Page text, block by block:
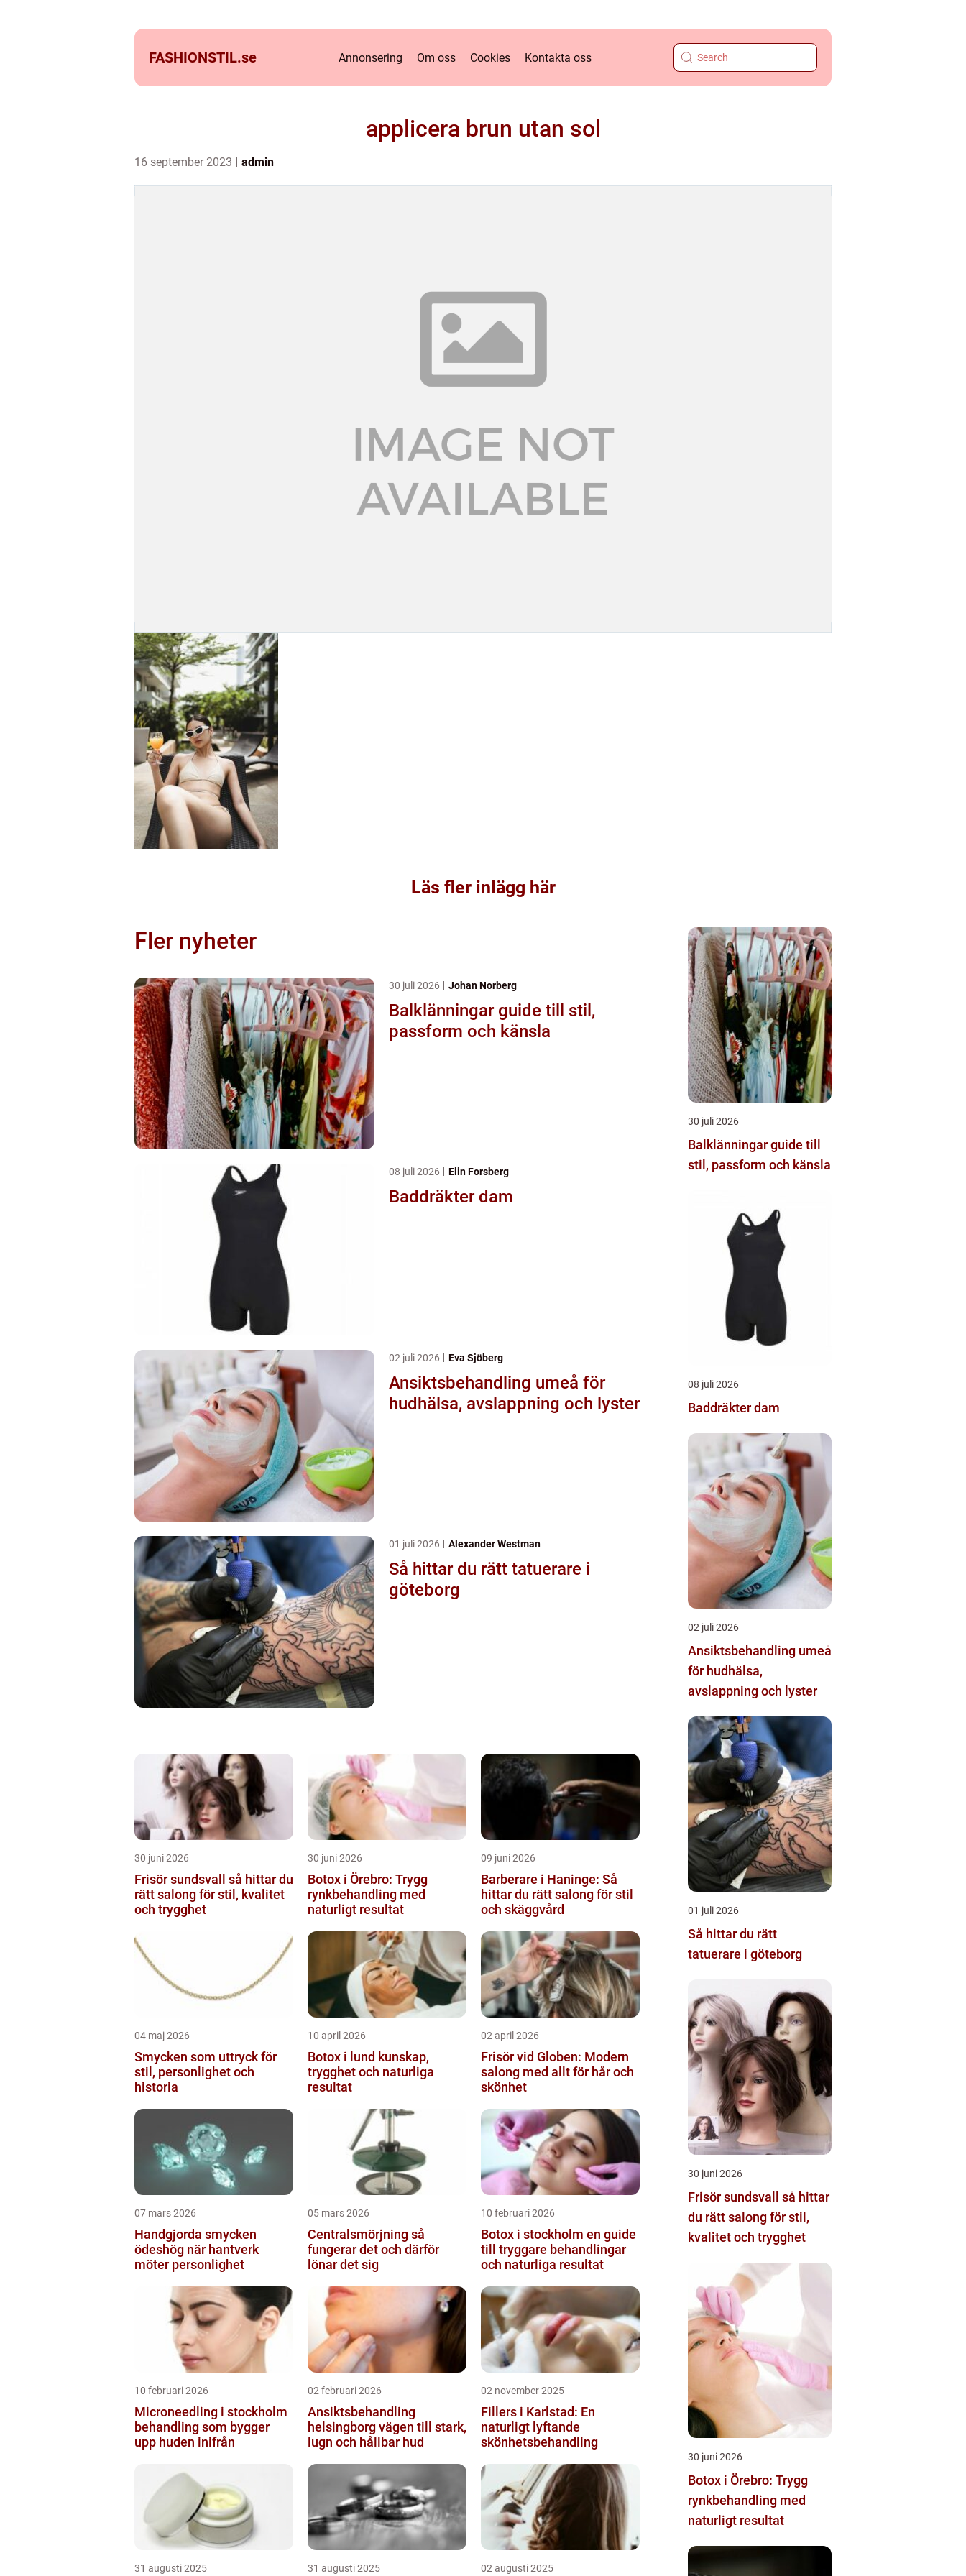
FASHIONSTIL.se Annonsering Om oss Cookies Kontakta oss
applicera brun utan sol
16 september 2023 admin
Läs fler inlägg här
Fler nyheter
30 juli 2026 Johan Norberg
Balklänningar guide till stil,
passform och känsla
08 juli 2026 Elin Forsberg
Baddräkter dam
02 juli 2026 Eva Sjöberg
Ansiktsbehandling umeå för
hudhälsa, avslappning och lyster
01 juli 2026 Alexander Westman
Så hittar du rätt tatuerare i
göteborg
30 juni 2026
Frisör sundsvall så hittar du
rätt salong för stil, kvalitet
och trygghet
30 juni 2026
Botox i Örebro: Trygg
rynkbehandling med
naturligt resultat
09 juni 2026
Barberare i Haninge: Så
hittar du rätt salong för stil
och skäggvård
04 maj 2026
Smycken som uttryck för
stil, personlighet och
historia
10 april 2026
Botox i lund kunskap,
trygghet och naturliga
resultat
02 april 2026
Frisör vid Globen: Modern
salong med allt för hår och
skönhet
07 mars 2026
Handgjorda smycken
ödeshög när hantverk
möter personlighet
05 mars 2026
Centralsmörjning så
fungerar det och därför
lönar det sig
10 februari 2026
Botox i stockholm en guide
till tryggare behandlingar
och naturliga resultat
10 februari 2026
Microneedling i stockholm
behandling som bygger
upp huden inifrån
02 februari 2026
Ansiktsbehandling
helsingborg vägen till stark,
lugn och hållbar hud
02 november 2025
Fillers i Karlstad: En
naturligt lyftande
skönhetsbehandling
31 augusti 2025 31 augusti 2025 02 augusti 2025
30 juli 2026
Balklänningar guide till
stil, passform och känsla
08 juli 2026
Baddräkter dam
02 juli 2026
Ansiktsbehandling umeå
för hudhälsa,
avslappning och lyster
01 juli 2026
Så hittar du rätt
tatuerare i göteborg
30 juni 2026
Frisör sundsvall så hittar
du rätt salong för stil,
kvalitet och trygghet
30 juni 2026
Botox i Örebro: Trygg
rynkbehandling med
naturligt resultat